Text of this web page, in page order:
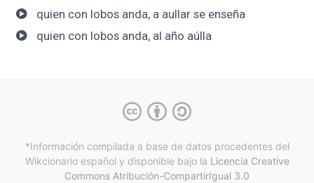
quien con lobos anda, a aullar se enseña
quien con lobos anda, al año aúlla
*Información compilada a base de datos procedentes del
Wikcionario español y disponible bajo la Licencia Creative
Commons Atribución-CompartirIgual 3.0